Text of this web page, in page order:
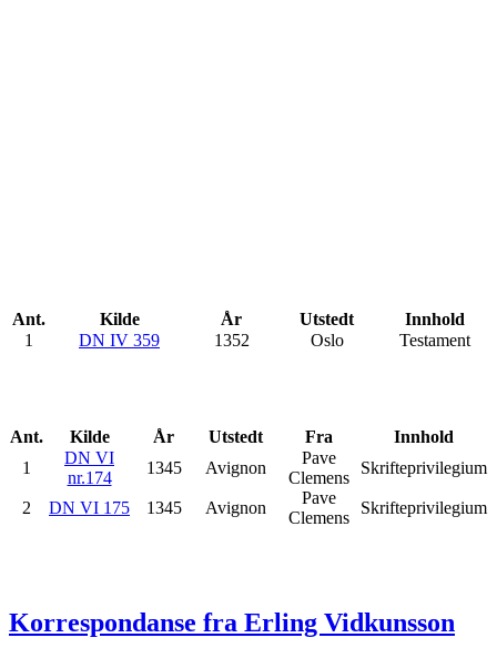
Ant. Kilde År Utstedt
Innhold
1
DN IV 359 1352 Oslo Testament
Ant. Kilde År Utstedt Fra
Innhold
1
DN VI
nr.174
1345 Avignon
Pave
Clemens
Skrifteprivilegium
2 DN VI 175 1345 Avignon
Pave
Clemens
Skrifteprivilegium
Korrespondanse fra Erling Vidkunsson